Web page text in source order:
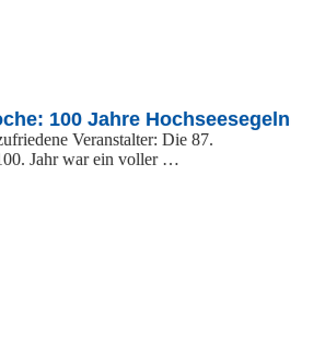
100 Jahre Hochseesegeln
Veranstalter: Die 87.
Jahr war ein voller …